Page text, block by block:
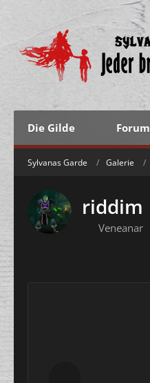
Die Gilde Forum
Sylvanas Garde Galerie
riddim
Veneanar